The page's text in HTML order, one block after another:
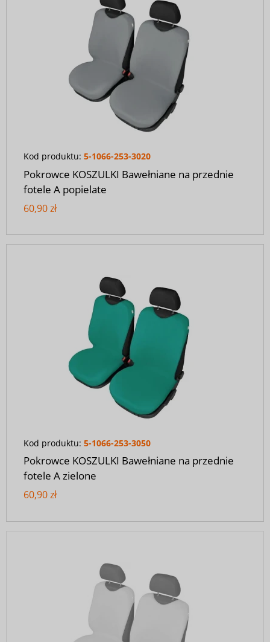
Kod produktu: 5-1066-253-3020
Pokrowce KOSZULKI Bawełniane na przednie
fotele A popielate
60,90 zł
Kod produktu: 5-1066-253-3050
Pokrowce KOSZULKI Bawełniane na przednie
fotele A zielone
60,90 zł